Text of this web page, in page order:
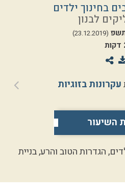
בחינוך ילדים
לבנון
(23.12.2019)
עקרונות בזוגיות
השיעור
הגדרות הטוב והרע, בניית